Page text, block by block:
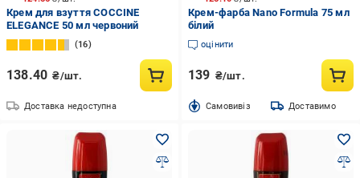
Крем для взуття COCCINE
ELEGANCE 50 мл червоний
16
138.40 ₴/шт.
Доставка недоступна
Крем-фарба Nano Formula 75 мл
білий
оцінити
139 ₴/шт.
Cамовивіз Доставимо